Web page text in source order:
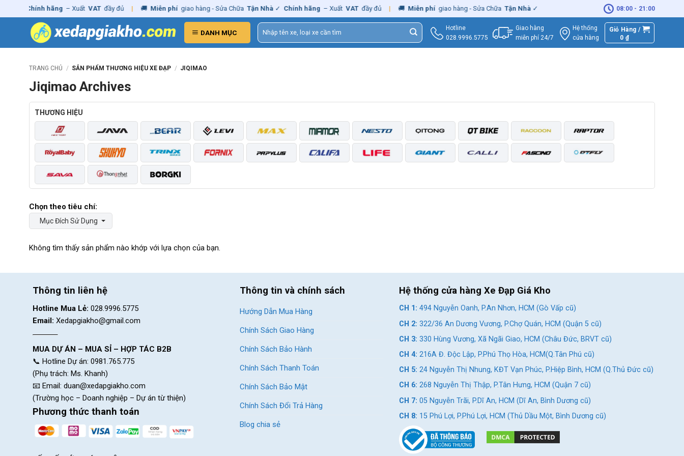
to
Chính hãng – Xuất VAT đầy đủ 🚚 Miễn phí giao hàng - Sửa Chữa Tận Nhà ✓ Chính hãng – Xuất VAT đầy đủ 🚚 Miễn phí giao hàng - Sửa Chữa Tận Nhà ✓ Chính hãng VAT đầy đủ | 🚚
08:00 - 21:00
DANH MỤC
Tìm
kiếm:
Hotline
028.9996.5775
Giao hàng
miễn phí 24/7
Hệ thống
cửa hàng
Giỏ Hàng /
0₫
TRANG CHỦ / SẢN PHẨM THƯƠNG HIỆU XE ĐẠP / JIQIMAO
Jiqimao Archives
THƯƠNG HIỆU
Mục Đích Sử Dụng
Không tìm thấy sản phẩm nào khớp với lựa chọn của bạn.
Thông tin liên hệ
Hotline Mua Lẻ: 028.9996.5775
Email: Xedapgiakho@gmail.com
MUA DỰ ÁN – MUA SỈ – HỢP TÁC B2B
📞 Hotline Dự án: 0981.765.775
(Phụ trách: Ms. Khanh)
📧 Email: duan@xedapgiakho.com
(Trường học – Doanh nghiệp – Dự án từ thiện)
Phương thức thanh toán
Thông tin và chính sách
Hướng Dẫn Mua Hàng
Chính Sách Giao Hàng
Chính Sách Bảo Hành
Chính Sách Thanh Toán
Chính Sách Bảo Mật
Chính Sách Đổi Trả Hàng
Blog chia sẻ
Hệ thống cửa hàng Xe Đạp Giá Kho
CH 1: 494 Nguyễn Oanh, P.An Nhơn, HCM (Gò Vấp cũ)
CH 2: 322/36 An Dương Vương, P.Chợ Quán, HCM (Quận 5 cũ)
CH 3: 330 Hùng Vương, Xã Ngãi Giao, HCM (Châu Đức, BRVT cũ)
CH 4: 216A Đ. Độc Lập, P.Phú Thọ Hòa, HCM(Q.Tân Phú cũ)
CH 5: 24 Nguyễn Thị Nhung, KĐT Vạn Phúc, P.Hiệp Bình, HCM (Q.Thủ Đức cũ)
CH 6: 268 Nguyễn Thị Thập, P.Tân Hưng, HCM (Quận 7 cũ)
CH 7: 05 Nguyễn Trãi, P.Dĩ An, HCM (Dĩ An, Bình Dương cũ)
CH 8: 15 Phú Lợi, P.Phú Lợi, HCM (Thủ Dầu Một, Bình Dương cũ)